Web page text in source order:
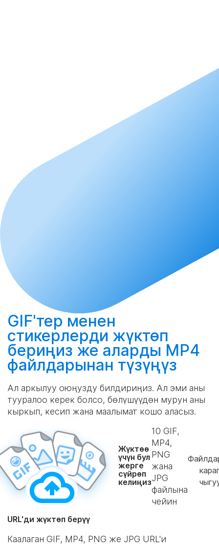
GIF'тер менен
стикерлерди жүктөп
бериңиз же аларды MP4
файлдарынан түзүңүз
Ал аркылуу оюңузду билдириңиз. Ал эми аны
тууралоо керек болсо, бөлүшүүдөн мурун аны
кыркып, кесип жана маалымат кошо аласыз.
Жүктөө
үчүн бул
жерге
сүйрөп
келиңиз
10 GIF,
MP4,
PNG
жана
JPG
файлына
чейин
URL'ди жүктөп берүү
Каалаган GIF, MP4, PNG же JPG URL'и